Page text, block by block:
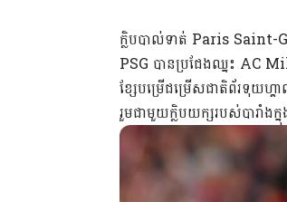
ក្លិបបាល់ទាត់ Paris
PSG បានប្រជែងឈ្នះ AC
ខ្សែបម្រើជម្រើសជាតិព័រទុយ
រួមជាមួយក្លិបយក្សរបស់បារាំងក្